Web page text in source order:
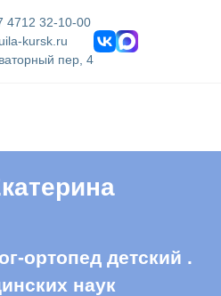
4712 32-10-00
kursk.ru
пер, 4
ортопед детский .
наук